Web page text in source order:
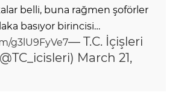
belli, buna rağmen şoförler
basıyor birincisi…
g3lU9FyVe7— T.C. İçişleri
March 21,